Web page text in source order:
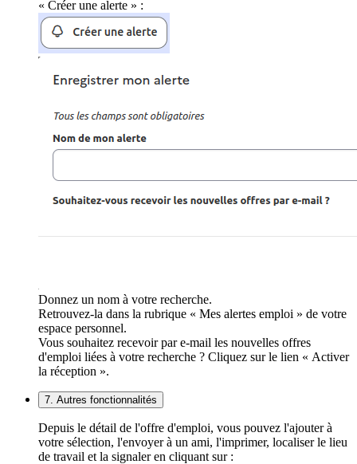
« Créer une alerte » :
Donnez un nom à votre recherche.
Retrouvez-la dans la rubrique « Mes alertes emploi » de votre
espace personnel.
Vous souhaitez recevoir par e-mail les nouvelles offres
d'emploi liées à votre recherche ? Cliquez sur le lien « Activer
la réception ».
7. Autres fonctionnalités
Depuis le détail de l'offre d'emploi, vous pouvez l'ajouter à
votre sélection, l'envoyer à un ami, l'imprimer, localiser le lieu
de travail et la signaler en cliquant sur :